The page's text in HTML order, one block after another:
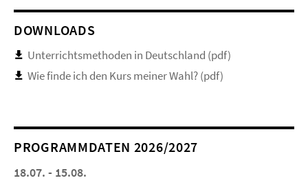
DOWNLOADS
Unterrichtsmethoden in Deutschland (pdf)
Wie finde ich den Kurs meiner Wahl? (pdf)
PROGRAMMDATEN 2026/2027
18.07. - 15.08.